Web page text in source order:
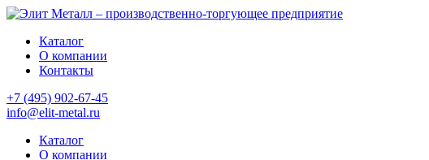
Каталог
О компании
Контакты
+7 (495) 902-67-45
info@elit-metal.ru
Каталог
О компании